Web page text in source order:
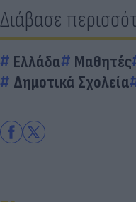
Διάβασε
Ελλάδα Μαθητές
Δημοτικά Σχολεία